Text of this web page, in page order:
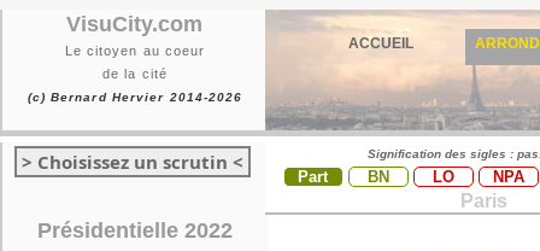
VisuCity.com
Le citoyen au coeur
de la cité
(c) Bernard Hervier 2014-2026
ACCUEIL
> Choisissez un scrutin <
Présidentielle 2022
Signification des sigles :
Part BN LO NPA
Paris